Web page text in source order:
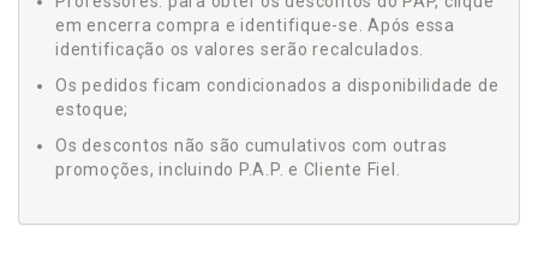
em encerra compra e identifique-se. Após essa
identificação os valores serão recalculados.
Os pedidos ficam condicionados a disponibilidade de
estoque;
Os descontos não são cumulativos com outras
promoções, incluindo P.A.P. e Cliente Fiel.